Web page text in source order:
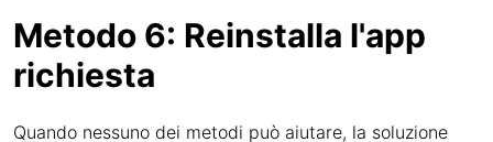
Metodo 6: Reinstalla l'app
richiesta
Quando nessuno dei metodi può aiutare, la soluzione